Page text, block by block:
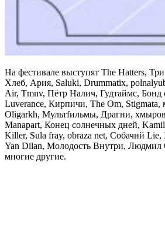
На фестивале выступят The Hatters,
Хлеб, Ария, Saluki, Drummatix,
Air, Tmnv, Пётр Налич, Гудтаймс,
Luverance, Кирпичи, The Om,
Oligarkh, Мультfильмы, Драгни,
Manapart, Конец солнечных дней,
Killer, Sula fray, obraza net, Собачий Lie,
Yan Dilan, Молодость Внутри, Людмил
многие другие.